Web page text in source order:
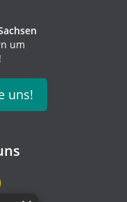
um
uns!